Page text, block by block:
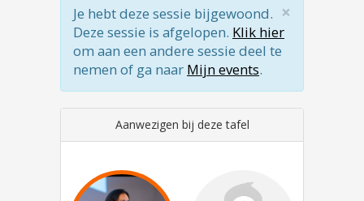
×
Je hebt deze sessie bijgewoond.
Deze sessie is afgelopen. Klik hier
om aan een andere sessie deel te
nemen of ga naar Mijn events.
Aanwezigen bij deze tafel